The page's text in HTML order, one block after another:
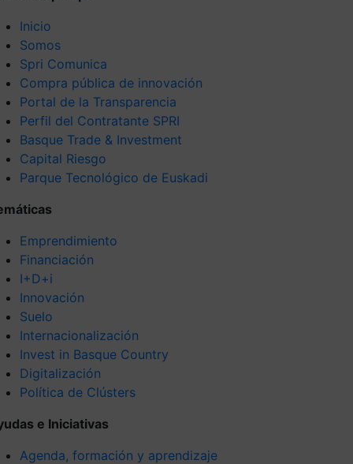
Inicio
Somos
Spri Comunica
Compra pública de innovación
Portal de la Transparencia
Perfil del Contratante SPRI
Basque Trade & Investment
Capital Riesgo
Parque Tecnológico de Euskadi
Emprendimiento
Financiación
I+D+i
Innovación
Suelo
Internacionalización
Invest in Basque Country
Digitalización
Política de Clústers
e Iniciativas
Agenda, formación y aprendizaje